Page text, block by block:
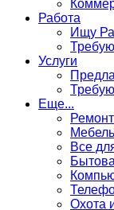
Работа
Ищу
Услуги
Еще...
Все
Охота